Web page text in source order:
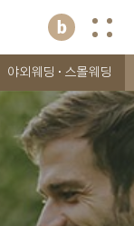
야외웨딩 · 스몰웨딩